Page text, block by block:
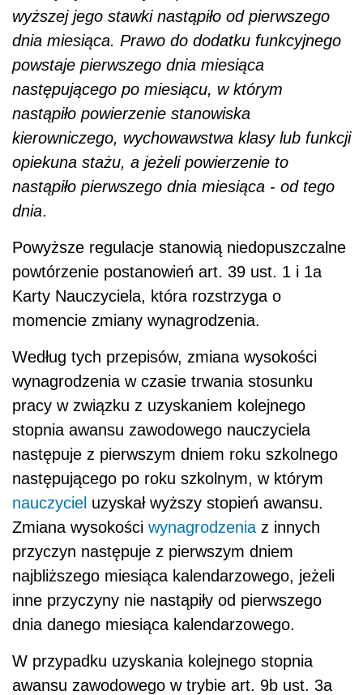
Powyższe regulacje stanowią niedopuszczalne
powtórzenie postanowień art. 39 ust. 1 i 1a
Karty Nauczyciela, która rozstrzyga o
momencie zmiany wynagrodzenia.
Według tych przepisów, zmiana wysokości
wynagrodzenia w czasie trwania stosunku
pracy w związku z uzyskaniem kolejnego
stopnia awansu zawodowego nauczyciela
następującego po roku szkolnym, w którym
nauczyciel
uzyskał wyższy stopień awansu.
Zmiana wysokości
wynagrodzeniaz innych
przyczyn następuje z pierwszym dniem
najbliższego miesiąca kalendarzowego, jeżeli
inne przyczyny nie nastąpiły od pierwszego
dnia danego miesiąca kalendarzowego.
W przypadku uzyskania kolejnego stopnia
awansu zawodowego w trybie art. 9b ust. 3a
Karty Nauczyciela, zmiana wysokości
wynagrodzenia następuje z dniem 1 stycznia
danego roku, następującego po roku
kalendarzowym, w którym nauczyciel uzyskał
wyższy stopień awansu.
Rada gminy nie ma prawa powielać
innych aktów normatywnych.